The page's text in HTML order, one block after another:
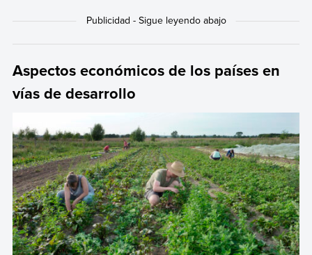
Aspectos económicos de los países en
vías de desarrollo